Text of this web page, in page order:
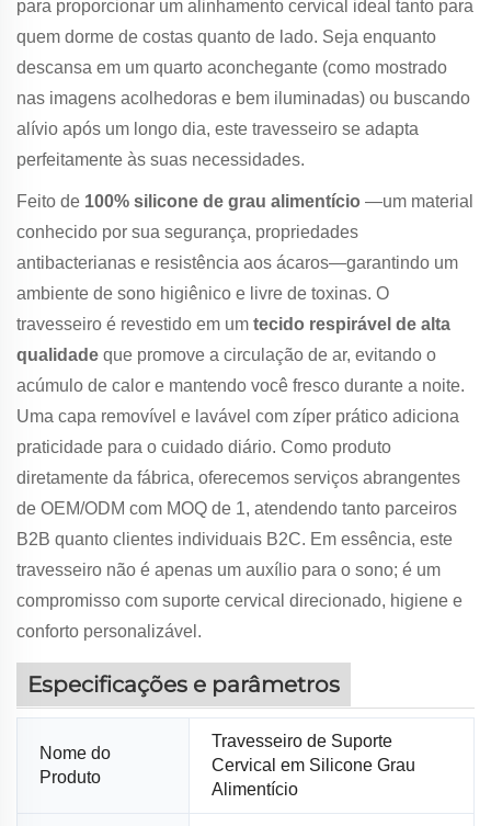
para proporcionar um alinhamento cervical ideal tanto para
quem dorme de costas quanto de lado. Seja enquanto
descansa em um quarto aconchegante (como mostrado
nas imagens acolhedoras e bem iluminadas) ou buscando
alívio após um longo dia, este travesseiro se adapta
perfeitamente às suas necessidades.
Feito de 100% silicone de grau alimentício —um material
conhecido por sua segurança, propriedades
antibacterianas e resistência aos ácaros—garantindo um
ambiente de sono higiênico e livre de toxinas. O
travesseiro é revestido em um tecido respirável de alta
qualidade que promove a circulação de ar, evitando o
acúmulo de calor e mantendo você fresco durante a noite.
Uma capa removível e lavável com zíper prático adiciona
praticidade para o cuidado diário. Como produto
diretamente da fábrica, oferecemos serviços abrangentes
de OEM/ODM com MOQ de 1, atendendo tanto parceiros
B2B quanto clientes individuais B2C. Em essência, este
travesseiro não é apenas um auxílio para o sono; é um
compromisso com suporte cervical direcionado, higiene e
conforto personalizável.
Especificações e parâmetros
Nome do
Produto
Travesseiro de Suporte
Cervical em Silicone Grau
Alimentício